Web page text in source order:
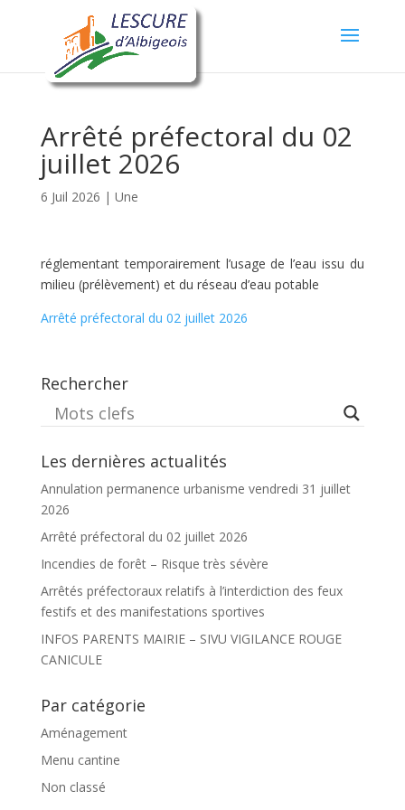
Arrêté préfectoral du 02
juillet 2026
6 Juil 2026 | Une
réglementant temporairement l’usage de l’eau issu du
milieu (prélèvement) et du réseau d’eau potable
Arrêté préfectoral du 02 juillet 2026
Rechercher
Les dernières actualités
Annulation permanence urbanisme vendredi 31 juillet
2026
Arrêté préfectoral du 02 juillet 2026
Incendies de forêt – Risque très sévère
Arrêtés préfectoraux relatifs à l’interdiction des feux
festifs et des manifestations sportives
INFOS PARENTS MAIRIE – SIVU VIGILANCE ROUGE
CANICULE
Par catégorie
Aménagement
Menu cantine
Non classé